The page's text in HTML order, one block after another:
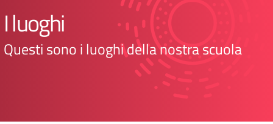
I luoghi
Questi sono i luoghi della nostra scuola